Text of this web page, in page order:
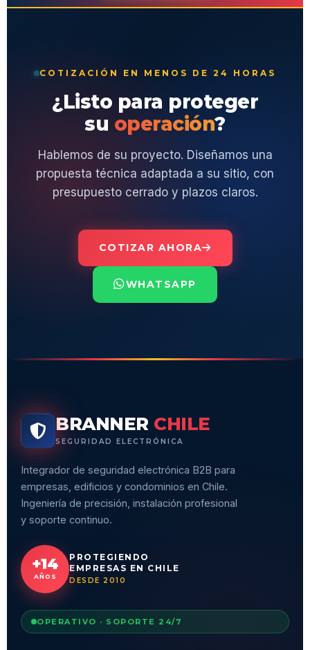
COTIZACIÓN EN MENOS DE 24 HORAS
¿Listo para proteger
su operación?
Hablemos de su proyecto. Diseñamos una
propuesta técnica adaptada a su sitio, con
presupuesto cerrado y plazos claros.
COTIZAR AHORA
WHATSAPP
BRANNER CHILE
SEGURIDAD ELECTRÓNICA
Integrador de seguridad electrónica B2B para
empresas, edificios y condominios en Chile.
Ingeniería de precisión, instalación profesional
y soporte continuo.
+14
AÑOS
PROTEGIENDO
EMPRESAS EN CHILE
DESDE 2010
OPERATIVO · SOPORTE 24/7